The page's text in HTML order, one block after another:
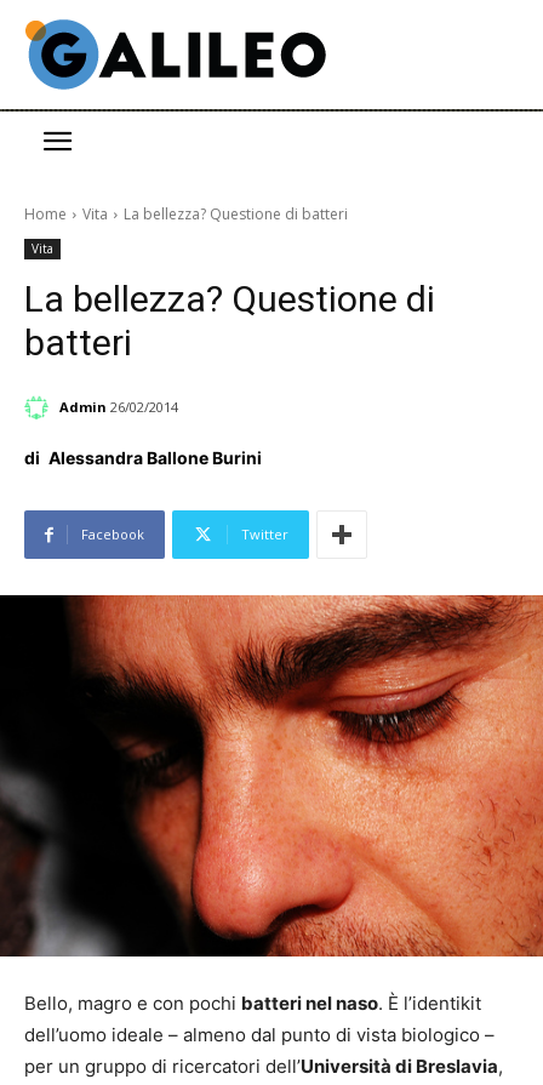
Home Vita La bellezza? Questione di batteri
Vita
La bellezza? Questione di
batteri
Admin 26/02/2014
di Alessandra Ballone Burini
Facebook Twitter
Bello, magro e con pochi batteri nel naso. È l’identikit
dell’uomo ideale – almeno dal punto di vista biologico –
per un gruppo di ricercatori dell’Università di Breslavia,